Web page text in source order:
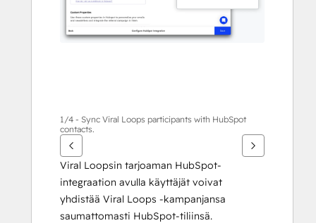
1/4 - Sync Viral Loops participants with HubSpot
contacts.
Viral Loopsin tarjoaman HubSpot-
integraation avulla käyttäjät voivat
yhdistää Viral Loops -kampanjansa
saumattomasti HubSpot-tiliinsä.